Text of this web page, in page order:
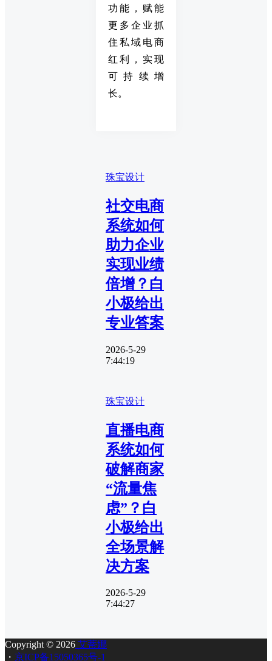
功能，赋能
更多企业抓
住私域电商
红利，实现
可持续增
长。
珠宝设计
社交电商
系统如何
助力企业
实现业绩
倍增？白
小极给出
专业答案
2026-5-29
7:44:19
珠宝设计
直播电商
系统如何
破解商家
“流量焦
虑”？白
小极给出
全场景解
决方案
2026-5-29
7:44:27
Copyright © 2026 艾蒂娜
・ 京ICP备15050365号-1